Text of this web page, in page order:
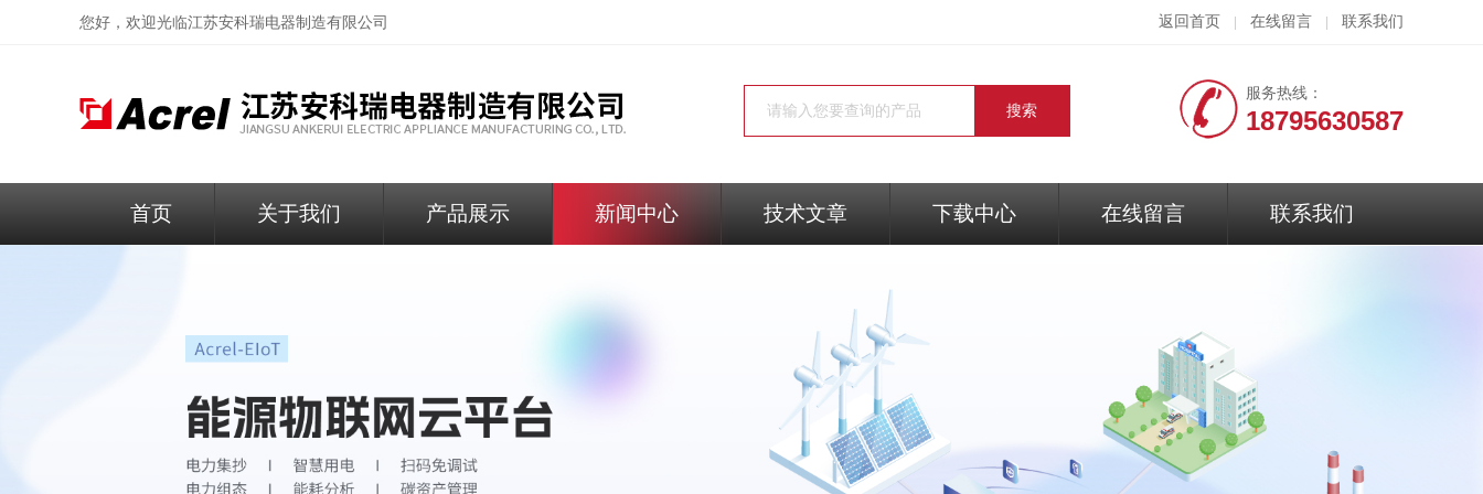
您好，欢迎光临江苏安科瑞电器制造有限公司 返回首页 在线留言 联系我们
服务热线：
18795630587
首页 关于我们 产品展示 新闻中心 技术文章 下载中心 在线留言 联系我们